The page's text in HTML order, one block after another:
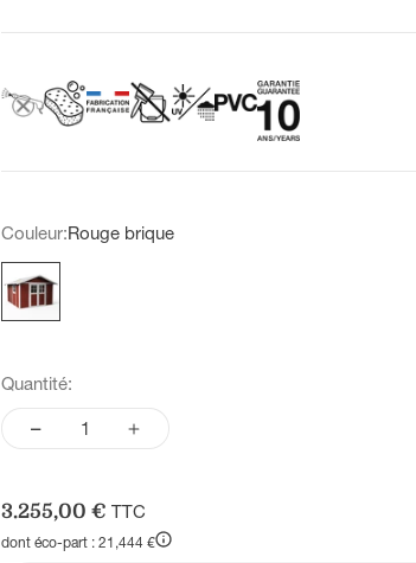
Couleur:Rouge brique
Rouge brique
Quantité:
Prix de vente
3.255,00 € TTC
dont éco-part : 21,444 €